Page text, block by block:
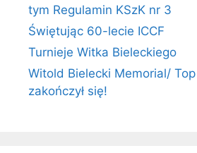
tym Regulamin KSzK nr 3
Świętując 60-lecie ICCF
Turnieje Witka Bieleckiego
Witold Bielecki Memorial/
zakończył się!